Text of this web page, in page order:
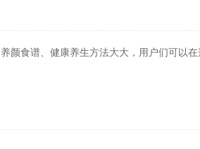
颜食谱、健康养生方法大大，用户们可以